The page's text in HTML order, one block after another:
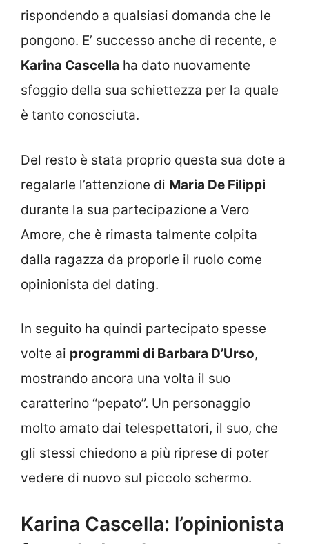
rispondendo a qualsiasi domanda che le
pongono. E’ successo anche di recente, e
Karina Cascella ha dato nuovamente
sfoggio della sua schiettezza per la quale
è tanto conosciuta.
Del resto è stata proprio questa sua dote a
regalarle l’attenzione di Maria De Filippi
durante la sua partecipazione a Vero
Amore, che è rimasta talmente colpita
dalla ragazza da proporle il ruolo come
opinionista del dating.
In seguito ha quindi partecipato spesse
volte ai programmi di Barbara D’Urso,
mostrando ancora una volta il suo
caratterino “pepato”. Un personaggio
molto amato dai telespettatori, il suo, che
gli stessi chiedono a più riprese di poter
vedere di nuovo sul piccolo schermo.
Karina Cascella: l’opinionista